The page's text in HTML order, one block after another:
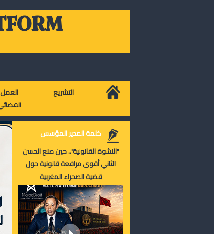
العمل
التشريع
كلمة المدير المؤسس
"النشوة القانونية".. حين صنع الحسن
الثاني أقوى مرافعة قانونية حول
قضية الصحراء المغربية